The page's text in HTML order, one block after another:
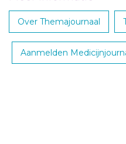
Over Themajournaal
Aanmelden